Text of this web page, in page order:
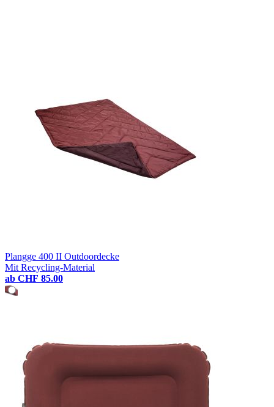
Plangge 400 II Outdoordecke
Mit Recycling-Material
ab CHF 85.00